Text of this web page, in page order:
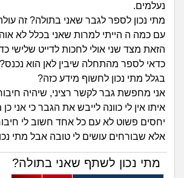
מדורים
זוגיותחיפוש
הרשמה
נעלמים.
מתי נכון לספר לגבר שאני בתולה? זה
עם כמה ה הייתי למרות שאני בכלל לא
הזאת מצד שני אולי לחכות לדייט שלישי
כדאי לספר מהתחלה שיבין לאן הוא נכנס?
בגלל מתי נכון לחשוף מידע כזה?
אני מחפשת גבר לקשר רציני, שיהיה
איתו אין לי כוונה לייבש את הגבר כי אני כן
יחסים פשוט לא עם כל אחד חשוב לי
אלא שבורחים עושים לי טובה אבל מתי
מתי נכון לשתף שאני בתולה?